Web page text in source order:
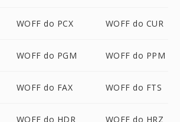
WOFF do PCX WOFF do CUR
WOFF do PGM WOFF do PPM
WOFF do FAX WOFF do FTS
WOFF do HDR WOFF do HRZ